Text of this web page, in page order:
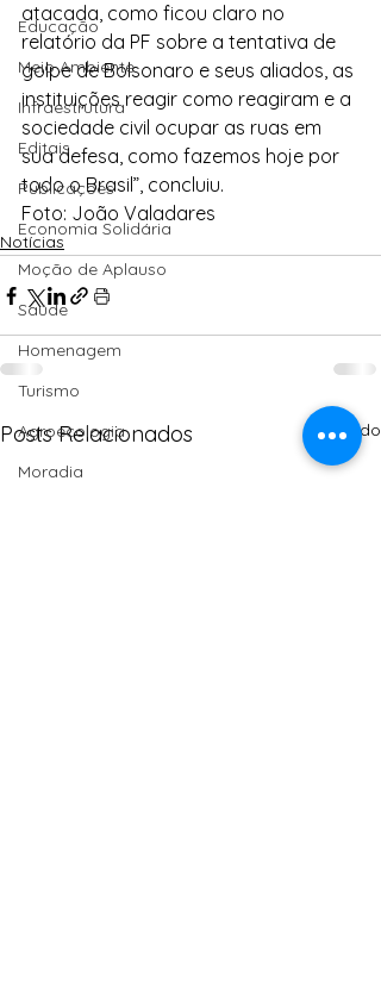
Educação
Meio Ambiente
Infraestrutura
Editais
Publicações
Economia Solidária
Moção de Aplauso
Saúde
Homenagem
Turismo
Agroecologia
Moradia
atacada, como ficou claro no
relatório da PF sobre a tentativa de
golpe de Bolsonaro e seus aliados, as
instituições reagir como reagiram e a
sociedade civil ocupar as ruas em
sua defesa, como fazemos hoje por
todo o Brasil”, concluiu.
Foto: João Valadares
Notícias
Posts Relacionados Ver tudo